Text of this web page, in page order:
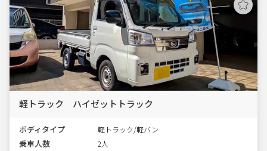
軽トラック ハイゼットトラック
ボディタイプ 軽トラック/軽バン
乗車人数 2人